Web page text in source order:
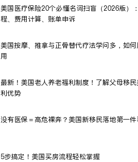
美国医疗保险20个必懂名词扫盲（2026版）
程、费用计算、账单申诉
美国按摩、推拿与正骨替代疗法学问多，如
用
最新！美国老人养老福利制度！了解父母移
利优势
没有医保＝高危裸奔？美国新移民落地第一
5步搞定！美国买房流程轻松掌握